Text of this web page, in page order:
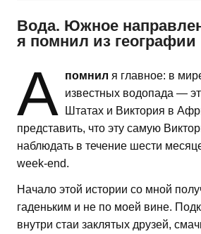
Вода. Южное
я помнил из географии
А помнил я главное: в
известных водопада —
Штатах и Виктория в
представить, что эту самую
наблюдать в течение шести
week-end.
Начало этой истории со мной
гаденьким и не по моей вине.
внутри стаи заклятых друзей,